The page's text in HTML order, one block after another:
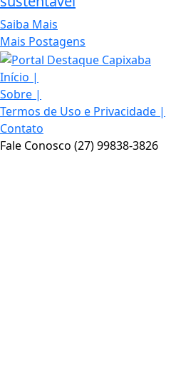
Saiba Mais
Mais Postagens
Início |
Sobre |
Termos de Uso e Privacidade |
Contato
Fale Conosco (27) 99838-3826